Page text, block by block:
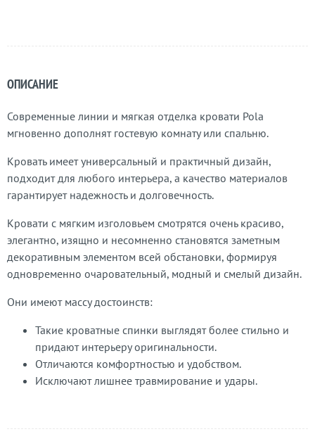
ОПИСАНИЕ
Современные линии и мягкая отделка кровати Pola
мгновенно дополнят гостевую комнату или спальню.
Кровать имеет универсальный и практичный дизайн,
подходит для любого интерьера, а качество материалов
гарантирует надежность и долговечность.
Кровати с мягким изголовьем смотрятся очень красиво,
элегантно, изящно и несомненно становятся заметным
декоративным элементом всей обстановки, формируя
одновременно очаровательный, модный и смелый дизайн.
Они имеют массу достоинств:
Такие кроватные спинки выглядят более стильно и
придают интерьеру оригинальности.
Отличаются комфортностью и удобством.
Исключают лишнее травмирование и удары.